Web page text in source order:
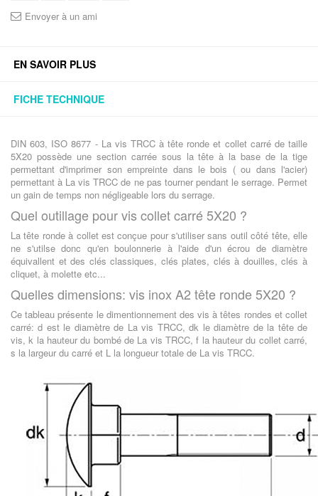
Envoyer à un ami
EN SAVOIR PLUS
FICHE TECHNIQUE
DIN 603, ISO 8677 - La vis TRCC à tête ronde et collet carré de taille
5X20 possède une section carrée sous la tête à la base de la tige
permettant d'imprimer son empreinte dans le bois ( ou dans l'acier)
permettant à La vis TRCC de ne pas tourner pendant le serrage. Permet
un gain de temps non négligeable lors du serrage.
Quel outillage pour vis collet carré 5X20 ?
La tête ronde à collet est conçue pour s'utiliser sans outil côté tête, elle
ne s'utilse donc qu'en boulonnerie à l'aide d'un écrou de diamètre
équivallent et des clés classiques, clés plates, clés à douilles, clés à
cliquet, à molette etc...
Quelles dimensions: vis inox A2 tête ronde 5X20 ?
Ce tableau présente le dimentionnement des vis à têtes rondes et collet
carré: d est le diamètre de La vis TRCC, dk le diamètre de la tête de
vis, k la hauteur du bombé de La vis TRCC, f la hauteur du collet carré,
s la largeur du carré et L la longueur totale de La vis TRCC.